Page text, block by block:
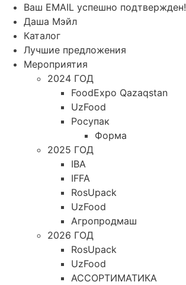
Ваш EMAIL успешно подтвержден!
Даша Мэйл
Каталог
Лучшие предложения
Мероприятия
2024 ГОД
FoodExpo Qazaqstan
UzFood
Росупак
Форма
2025 ГОД
IBA
IFFA
RosUpack
UzFood
Агропродмаш
2026 ГОД
RosUpack
UzFood
АССОРТИМАТИКА